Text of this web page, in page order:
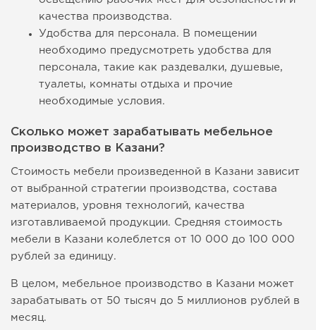
качества производства.
Удобства для персонала. В помещении
необходимо предусмотреть удобства для
персонала, такие как раздевалки, душевые,
туалеты, комнаты отдыха и прочие
необходимые условия.
Сколько может зарабатывать мебельное
производство в Казани?
Стоимость мебели произведенной в Казани зависит
от выбранной стратегии производства, состава
материалов, уровня технологий, качества
изготавливаемой продукции. Средняя стоимость
мебели в Казани колеблется от 10 000 до 100 000
рублей за единицу.
В целом, мебельное производство в Казани может
зарабатывать от 50 тысяч до 5 миллионов рублей в
месяц.